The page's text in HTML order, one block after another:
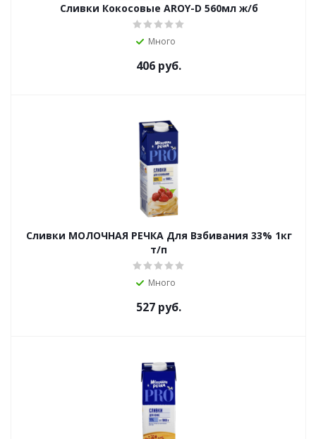
Сливки Кокосовые AROY-D 560мл ж/б
Много
406 руб.
Сливки МОЛОЧНАЯ РЕЧКА Для Взбивания 33% 1кг
т/п
Много
527 руб.